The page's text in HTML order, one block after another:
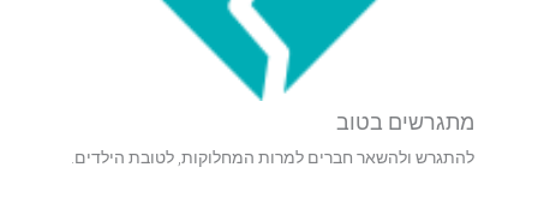
מתגרשים בטוב
להתגרש ולהשאר חברים למרות המחלוקות, לטובת הילדים.